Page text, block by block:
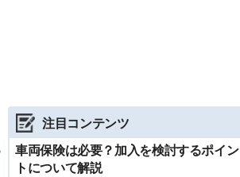
注目コンテンツ
車両保険は必要？加入を検討するポイン
トについて解説